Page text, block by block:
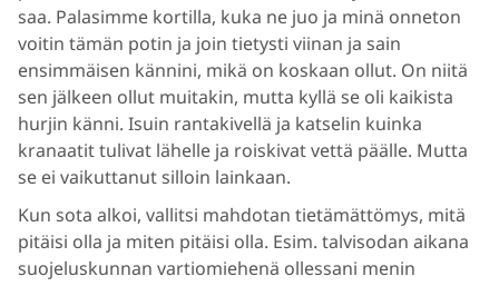
saa. Palasimme kortilla, kuka ne juo ja minä onneton
voitin tämän potin ja join tietysti viinan ja sain
ensimmäisen kännini, mikä on koskaan ollut. On niitä
sen jälkeen ollut muitakin, mutta kyllä se oli kaikista
hurjin känni. Isuin rantakivellä ja katselin kuinka
kranaatit tulivat lähelle ja roiskivat vettä päälle. Mutta
se ei vaikuttanut silloin lainkaan.
Kun sota alkoi, vallitsi mahdotan tietämättömys, mitä
pitäisi olla ja miten pitäisi olla. Esim. talvisodan aikana
suojeluskunnan vartiomiehenä ollessani menin